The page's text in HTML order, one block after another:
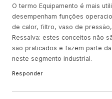
O termo Equipamento é mais
desempenham funções
de calor, filtro, vaso de
Ressalva: estes conceitos não
são praticados e fazem parte
neste segmento industrial.
Responder